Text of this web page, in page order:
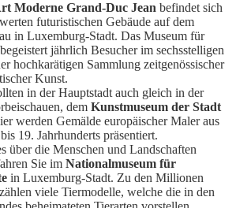
Moderne Grand-Duc Jean befindet sich
futuristischen Gebäude auf dem
in Luxemburg-Stadt. Das Museum für
jährlich Besucher im sechsstelligen
hochkarätigen Sammlung zeitgenössischer
Kunst.
in der Hauptstadt auch gleich in der
dem Kunstmuseum der Stadt
werden Gemälde europäischer Maler aus
19. Jahrhunderts präsentiert.
über die Menschen und Landschaften
Sie im Nationalmuseum für
in Luxemburg-Stadt. Zu den Millionen
viele Tiermodelle, welche die in den